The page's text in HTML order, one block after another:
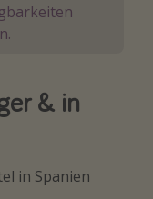
& in
in Spanien